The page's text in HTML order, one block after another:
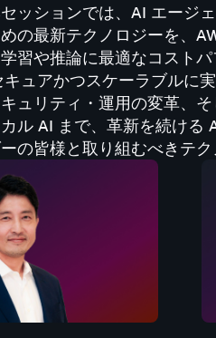
ッションでは、AI エージ
の最新テクノロジーを、
習や推論に最適なコスト
ュアかつスケーラブルに
ュリティ・運用の変革、
ル AI まで、革新を続ける
の皆様と取り組むべきテ